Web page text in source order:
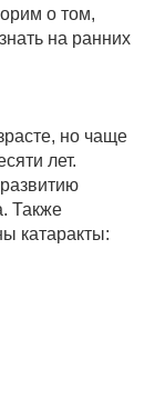
о том,
на ранних
но чаще
лет.
Также
катаракты: